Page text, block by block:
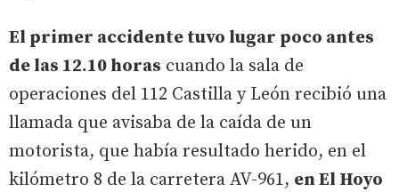
El primer accidente tuvo lugar poco antes
de las 12.10 horas cuando la sala de
operaciones del 112 Castilla y León recibió una
llamada que avisaba de la caída de un
motorista, que había resultado herido, en el
kilómetro 8 de la carretera AV-961, en El Hoyo